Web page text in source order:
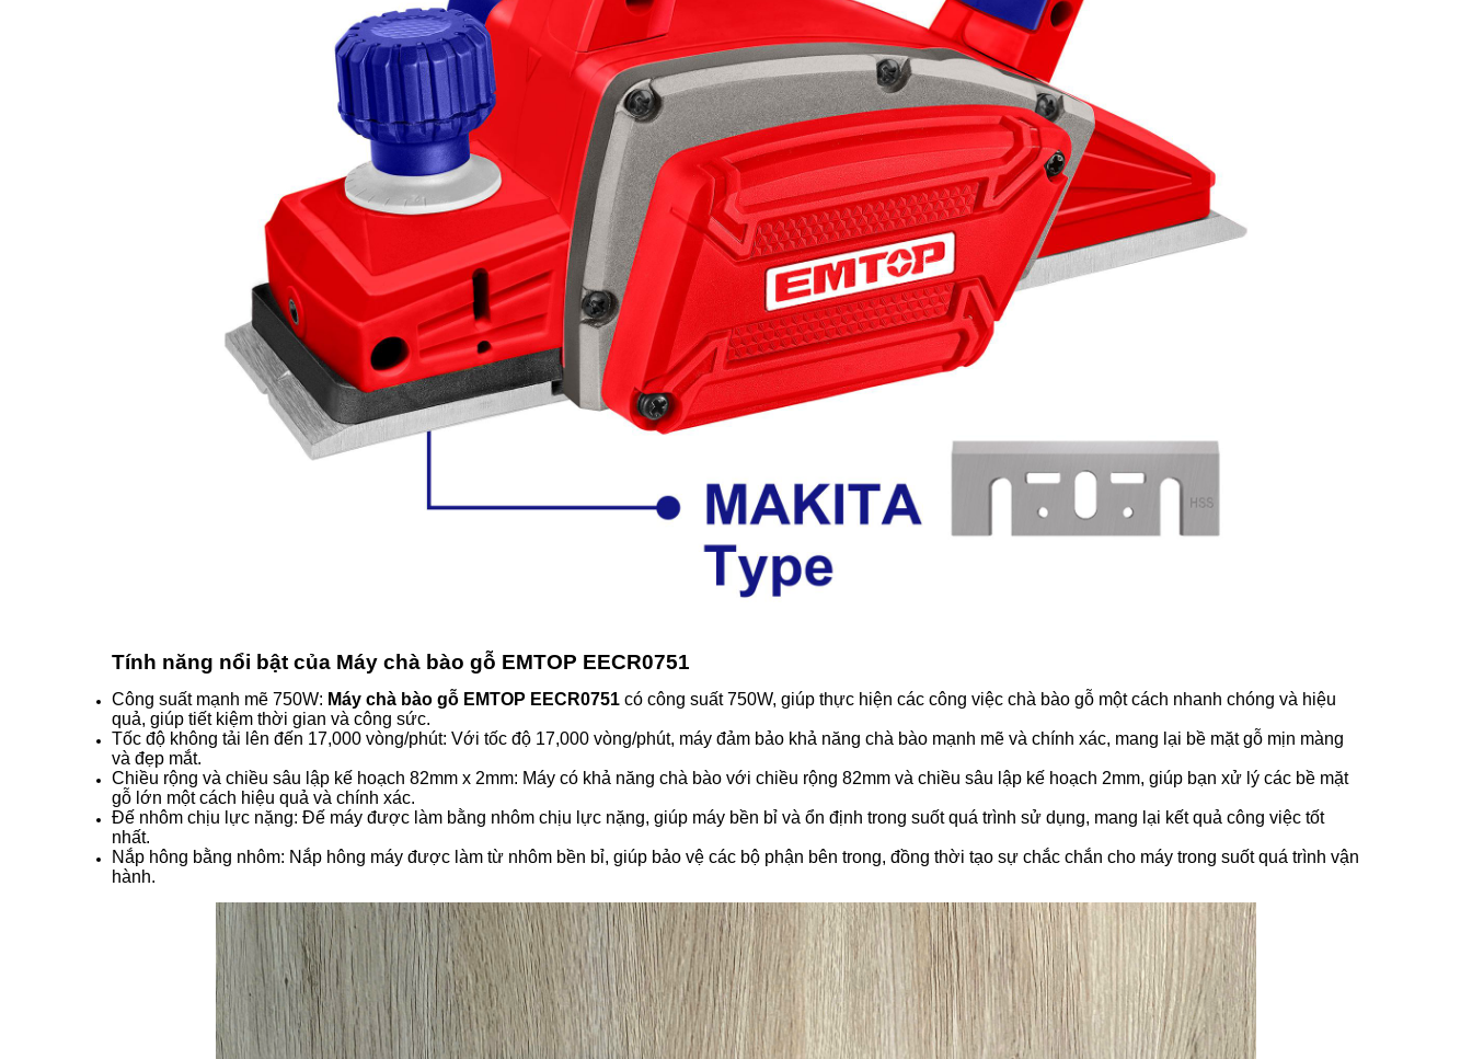
Tính năng nổi bật của Máy chà bào gỗ EMTOP EECR0751
Công suất mạnh mẽ 750W: Máy chà bào gỗ EMTOP EECR0751 có công suất 750W, giúp thực hiện các công việc chà bào gỗ một cách nhanh chóng và hiệu
quả, giúp tiết kiệm thời gian và công sức.
Tốc độ không tải lên đến 17,000 vòng/phút: Với tốc độ 17,000 vòng/phút, máy đảm bảo khả năng chà bào mạnh mẽ và chính xác, mang lại bề mặt gỗ mịn màng
và đẹp mắt.
Chiều rộng và chiều sâu lập kế hoạch 82mm x 2mm: Máy có khả năng chà bào với chiều rộng 82mm và chiều sâu lập kế hoạch 2mm, giúp bạn xử lý các bề mặt
gỗ lớn một cách hiệu quả và chính xác.
Đế nhôm chịu lực nặng: Đế máy được làm bằng nhôm chịu lực nặng, giúp máy bền bỉ và ổn định trong suốt quá trình sử dụng, mang lại kết quả công việc tốt
nhất.
Nắp hông bằng nhôm: Nắp hông máy được làm từ nhôm bền bỉ, giúp bảo vệ các bộ phận bên trong, đồng thời tạo sự chắc chắn cho máy trong suốt quá trình vận
hành.